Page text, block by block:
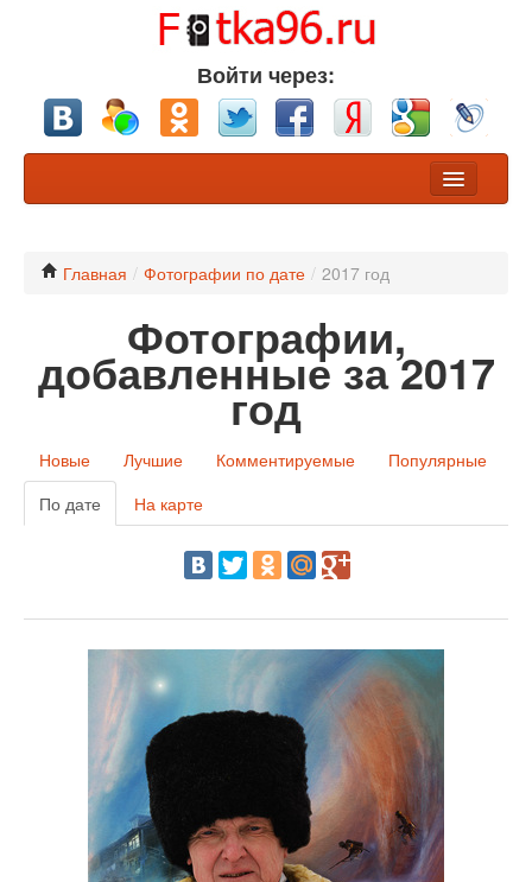
Войти через:
Конкурсы
Хочу обсуждения
Участники
Nikon или Canon?
Профессионалы
Добавить фото
Вход (регистрация)
Главная / Фотографии по дате / 2017 год
Фотографии,
добавленные за 2017
год
Новые Лучшие Комментируемые
Популярные
По дате
На карте